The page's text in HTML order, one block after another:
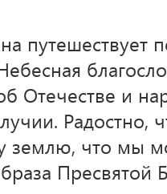
путешествует
Отечестве и
Радостно,
землю, что мы
Пресвятой